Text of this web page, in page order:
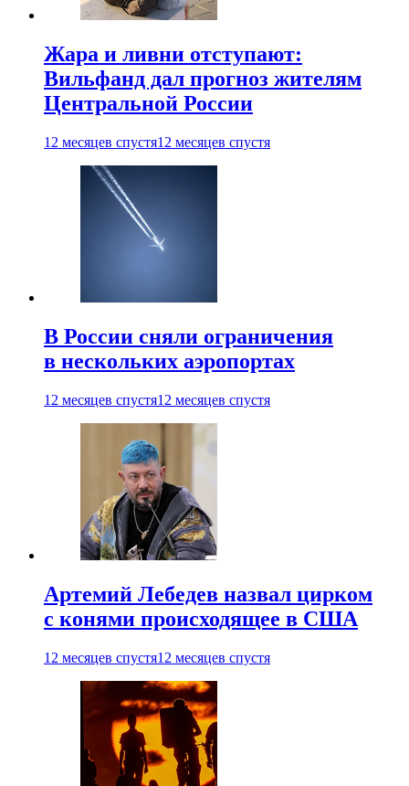
Жара и ливни отступают:
Вильфанд дал прогноз жителям
Центральной России
12 месяцев спустя12 месяцев спустя
В России сняли ограничения
в нескольких аэропортах
12 месяцев спустя12 месяцев спустя
Артемий Лебедев назвал цирком
с конями происходящее в США
12 месяцев спустя12 месяцев спустя